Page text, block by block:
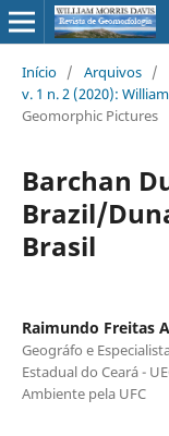
Início / Arquivos /
v. 1 n. 2 (2020):
Geomorphic Pictures
Barchan
Brazil/
Brasil
Raimundo Freitas
Geográfo e
Estadual do Ceará -
Ambiente pela UFC